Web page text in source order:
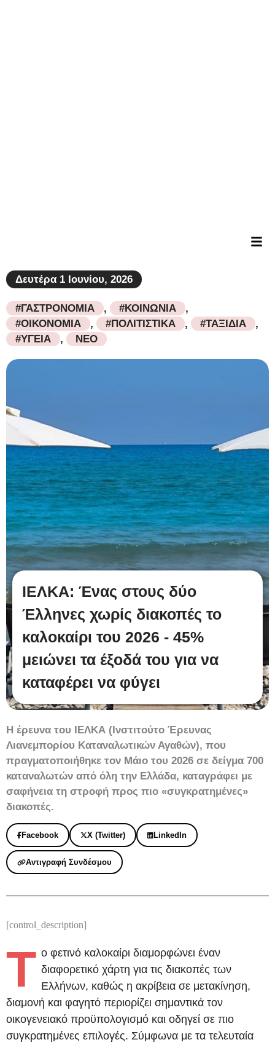
Δευτέρα 1 Ιουνίου, 2026
#ΓΑΣΤΡΟΝΟΜΙΑ , #ΚΟΙΝΩΝΙΑ
,
#ΟΙΚΟΝΟΜΙΑ
, #ΠΟΛΙΤΙΣΤΙΚΑ , #ΤΑΞΙΔΙΑ
,
#ΥΓΕΙΑ
, ΝΕΟ
ΙΕΛΚΑ: Ένας στους δύο
Έλληνες χωρίς διακοπές το
καλοκαίρι του 2026 - 45%
μειώνει τα έξοδά του για να
καταφέρει να φύγει
Η έρευνα του ΙΕΛΚΑ (Ινστιτούτο Έρευνας
Λιανεμπορίου Καταναλωτικών Αγαθών), που
πραγματοποιήθηκε τον Μάιο του 2026 σε δείγμα 700
καταναλωτών από όλη την Ελλάδα, καταγράφει με
σαφήνεια τη στροφή προς πιο «συγκρατημένες»
διακοπές.
Facebook X (Twitter) LinkedIn
Αντιγραφή Συνδέσμου
[control_description]
Τ ο φετινό καλοκαίρι διαμορφώνει έναν
διαφορετικό χάρτη για τις διακοπές των
Ελλήνων, καθώς η ακρίβεια σε μετακίνηση,
διαμονή και φαγητό περιορίζει σημαντικά τον
οικογενειακό προϋπολογισμό και οδηγεί σε πιο
συγκρατημένες επιλογές. Σύμφωνα με τα τελευταία